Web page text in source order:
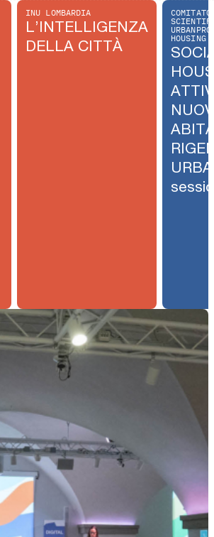
INU LOMBARDIA
L’INTELLIGENZA
DELLA CITTÀ
HOUSING